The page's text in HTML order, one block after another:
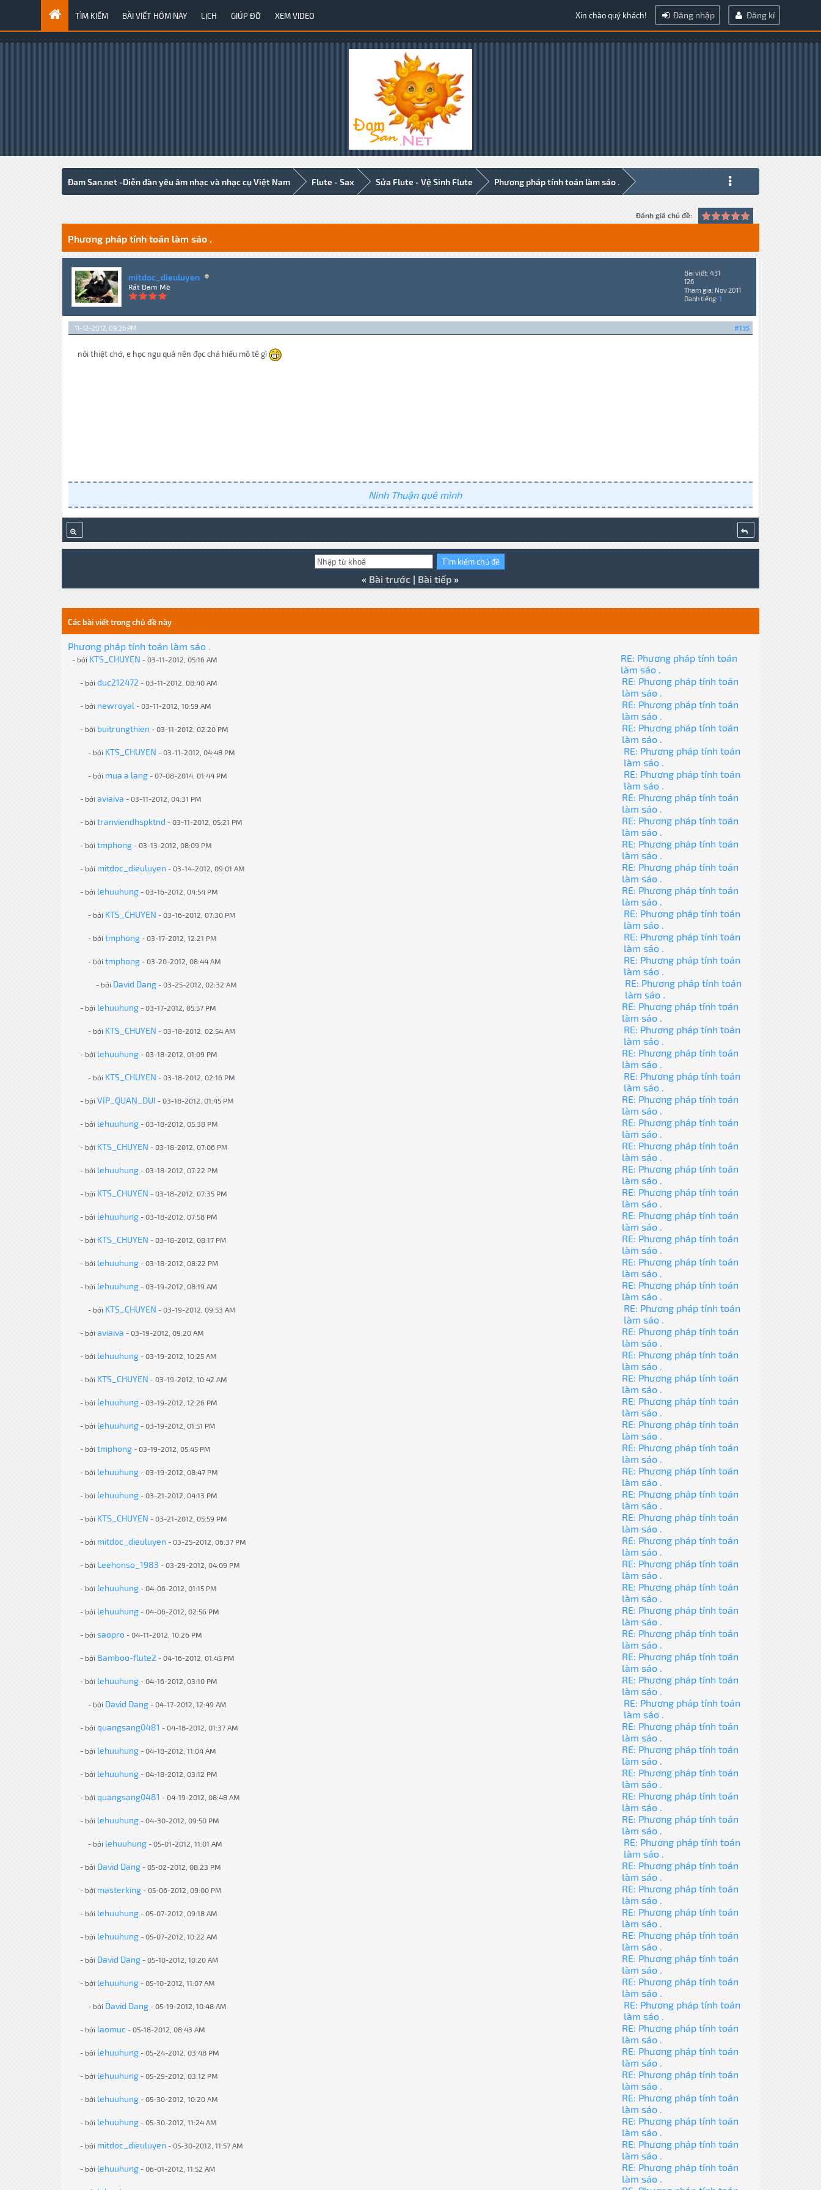
TÌM KIẾM BÀI VIẾT HÔM NAY LỊCH GIÚP ĐỠ XEM VIDEO Xin chào quý khách! Đăng nhập Đăng kí
Đam San.net -Diễn đàn yêu âm nhạc và nhạc cụ Việt Nam Flute - Sax Sửa Flute - Vệ Sinh Flute Phương pháp tính toán làm sáo .
Đánh giá chủ đề:
2 Votes - 5 Average
1
2
3
4
5
Phương pháp tính toán làm sáo .
mitdoc_dieuluyen
Rất Đam Mê
Bài viết: 431
126
Tham gia: Nov 2011
Danh tiếng: 1
#135
11-12-2012, 09:26 PM
nói thiệt chớ, e học ngu quá nên đọc chả hiểu mô tê gì
Ninh Thuận quê mình
« Bài trước | Bài tiếp »
Các bài viết trong chủ đề này
Phương pháp tính toán làm sáo .
- bởi KTS_CHUYEN - 03-11-2012, 05:16 AM
RE: Phương pháp tính toán
làm sáo .
- bởi duc212472 - 03-11-2012, 08:40 AM
RE: Phương pháp tính toán
làm sáo .
- bởi newroyal - 03-11-2012, 10:59 AM
RE: Phương pháp tính toán
làm sáo .
- bởi buitrungthien - 03-11-2012, 02:20 PM
RE: Phương pháp tính toán
làm sáo .
- bởi KTS_CHUYEN - 03-11-2012, 04:48 PM
RE: Phương pháp tính toán
làm sáo .
- bởi mua a lang- 07-08-2014, 01:44 PM
RE: Phương pháp tính toán
làm sáo .
- bởi aviaiva - 03-11-2012, 04:31 PM
RE: Phương pháp tính toán
làm sáo .
- bởi tranviendhspktnd - 03-11-2012, 05:21 PM
RE: Phương pháp tính toán
làm sáo .
- bởi tmphong- 03-13-2012, 08:09 PM
RE: Phương pháp tính toán
làm sáo .
- bởi mitdoc_dieuluyen - 03-14-2012, 09:01 AM
RE: Phương pháp tính toán
làm sáo .
- bởi lehuuhung- 03-16-2012, 04:54 PM
RE: Phương pháp tính toán
làm sáo .
- bởi KTS_CHUYEN - 03-16-2012, 07:30 PM
RE: Phương pháp tính toán
làm sáo .
- bởi tmphong- 03-17-2012, 12:21 PM
RE: Phương pháp tính toán
làm sáo .
- bởi tmphong- 03-20-2012, 08:44 AM
RE: Phương pháp tính toán
làm sáo .
- bởi David Dang- 03-25-2012, 02:32 AM
RE: Phương pháp tính toán
làm sáo .
- bởi lehuuhung- 03-17-2012, 05:57 PM
RE: Phương pháp tính toán
làm sáo .
- bởi KTS_CHUYEN - 03-18-2012, 02:54 AM
RE: Phương pháp tính toán
làm sáo .
- bởi lehuuhung- 03-18-2012, 01:09 PM
RE: Phương pháp tính toán
làm sáo .
- bởi KTS_CHUYEN - 03-18-2012, 02:16 PM
RE: Phương pháp tính toán
làm sáo .
- bởi VIP_QUAN_DUI - 03-18-2012, 01:45 PM
RE: Phương pháp tính toán
làm sáo .
- bởi lehuuhung- 03-18-2012, 05:38 PM
RE: Phương pháp tính toán
làm sáo .
- bởi KTS_CHUYEN - 03-18-2012, 07:06 PM
RE: Phương pháp tính toán
làm sáo .
- bởi lehuuhung- 03-18-2012, 07:22 PM
RE: Phương pháp tính toán
làm sáo .
- bởi KTS_CHUYEN - 03-18-2012, 07:35 PM
RE: Phương pháp tính toán
làm sáo .
- bởi lehuuhung- 03-18-2012, 07:58 PM
RE: Phương pháp tính toán
làm sáo .
- bởi KTS_CHUYEN - 03-18-2012, 08:17 PM
RE: Phương pháp tính toán
làm sáo .
- bởi lehuuhung- 03-18-2012, 08:22 PM
RE: Phương pháp tính toán
làm sáo .
- bởi lehuuhung- 03-19-2012, 08:19 AM
RE: Phương pháp tính toán
làm sáo .
- bởi KTS_CHUYEN - 03-19-2012, 09:53 AM
RE: Phương pháp tính toán
làm sáo .
- bởi aviaiva - 03-19-2012, 09:20 AM
RE: Phương pháp tính toán
làm sáo .
- bởi lehuuhung- 03-19-2012, 10:25 AM
RE: Phương pháp tính toán
làm sáo .
- bởi KTS_CHUYEN - 03-19-2012, 10:42 AM
RE: Phương pháp tính toán
làm sáo .
- bởi lehuuhung- 03-19-2012, 12:26 PM
RE: Phương pháp tính toán
làm sáo .
- bởi lehuuhung- 03-19-2012, 01:51 PM
RE: Phương pháp tính toán
làm sáo .
- bởi tmphong- 03-19-2012, 05:45 PM
RE: Phương pháp tính toán
làm sáo .
- bởi lehuuhung- 03-19-2012, 08:47 PM
RE: Phương pháp tính toán
làm sáo .
- bởi lehuuhung- 03-21-2012, 04:13 PM
RE: Phương pháp tính toán
làm sáo .
- bởi KTS_CHUYEN - 03-21-2012, 05:59 PM
RE: Phương pháp tính toán
làm sáo .
- bởi mitdoc_dieuluyen - 03-25-2012, 06:37 PM
RE: Phương pháp tính toán
làm sáo .
- bởi Leehonso_1983 - 03-29-2012, 04:09 PM
RE: Phương pháp tính toán
làm sáo .
- bởi lehuuhung- 04-06-2012, 01:15 PM
RE: Phương pháp tính toán
làm sáo .
- bởi lehuuhung- 04-06-2012, 02:56 PM
RE: Phương pháp tính toán
làm sáo .
- bởi saopro- 04-11-2012, 10:26 PM
RE: Phương pháp tính toán
làm sáo .
- bởi Bamboo-flute2 - 04-16-2012, 01:45 PM
RE: Phương pháp tính toán
làm sáo .
- bởi lehuuhung- 04-16-2012, 03:10 PM
RE: Phương pháp tính toán
làm sáo .
- bởi David Dang- 04-17-2012, 12:49 AM
RE: Phương pháp tính toán
làm sáo .
- bởi quangsang0481 - 04-18-2012, 01:37 AM
RE: Phương pháp tính toán
làm sáo .
- bởi lehuuhung- 04-18-2012, 11:04 AM
RE: Phương pháp tính toán
làm sáo .
- bởi lehuuhung- 04-18-2012, 03:12 PM
RE: Phương pháp tính toán
làm sáo .
- bởi quangsang0481 - 04-19-2012, 08:48 AM
RE: Phương pháp tính toán
làm sáo .
- bởi lehuuhung- 04-30-2012, 09:50 PM
RE: Phương pháp tính toán
làm sáo .
- bởi lehuuhung- 05-01-2012, 11:01 AM
RE: Phương pháp tính toán
làm sáo .
- bởi David Dang- 05-02-2012, 08:23 PM
RE: Phương pháp tính toán
làm sáo .
- bởi masterking- 05-06-2012, 09:00 PM
RE: Phương pháp tính toán
làm sáo .
- bởi lehuuhung- 05-07-2012, 09:18 AM
RE: Phương pháp tính toán
làm sáo .
- bởi lehuuhung- 05-07-2012, 10:22 AM
RE: Phương pháp tính toán
làm sáo .
- bởi David Dang- 05-10-2012, 10:20 AM
RE: Phương pháp tính toán
làm sáo .
- bởi lehuuhung- 05-10-2012, 11:07 AM
RE: Phương pháp tính toán
làm sáo .
- bởi David Dang- 05-19-2012, 10:48 AM
RE: Phương pháp tính toán
làm sáo .
- bởi laomuc - 05-18-2012, 08:43 AM
RE: Phương pháp tính toán
làm sáo .
- bởi lehuuhung- 05-24-2012, 03:48 PM
RE: Phương pháp tính toán
làm sáo .
- bởi lehuuhung- 05-29-2012, 03:12 PM
RE: Phương pháp tính toán
làm sáo .
- bởi lehuuhung- 05-30-2012, 10:20 AM
RE: Phương pháp tính toán
làm sáo .
- bởi lehuuhung- 05-30-2012, 11:24 AM
RE: Phương pháp tính toán
làm sáo .
- bởi mitdoc_dieuluyen - 05-30-2012, 11:57 AM
RE: Phương pháp tính toán
làm sáo .
- bởi lehuuhung- 06-01-2012, 11:52 AM
RE: Phương pháp tính toán
làm sáo .